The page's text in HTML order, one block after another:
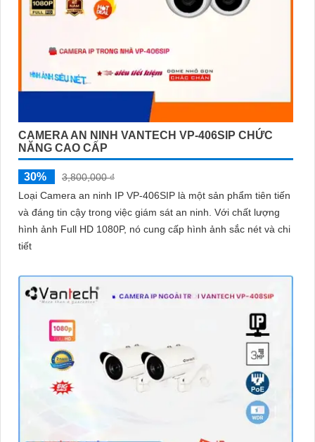
CAMERA AN NINH VANTECH VP-406SIP CHỨC
NĂNG CAO CẤP
30%
3,800,000 ₫
Loại Camera an ninh IP VP-406SIP là một sản phẩm tiên tiến
và đáng tin cậy trong việc giám sát an ninh. Với chất lượng
hình ảnh Full HD 1080P, nó cung cấp hình ảnh sắc nét và chi
tiết